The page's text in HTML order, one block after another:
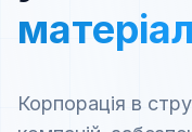
Корпорація в